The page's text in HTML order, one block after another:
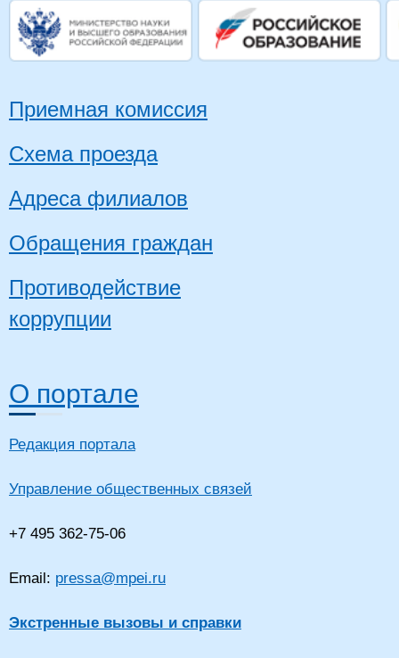
Приемная комиссия
Схема проезда
Адреса филиалов
Обращения граждан
Противодействие
коррупции
О портале
Редакция портала
Управление общественных связей
+7 495 362-75-06
Email: pressa@mpei.ru
Экстренные вызовы и справки